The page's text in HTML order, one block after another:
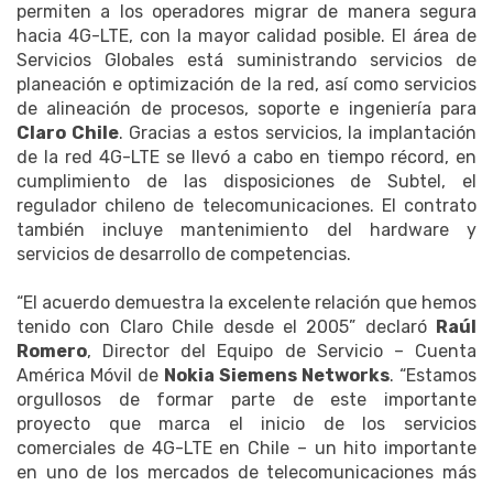
permiten a los operadores migrar de manera segura
hacia 4G-LTE, con la mayor calidad posible. El área de
Servicios Globales está suministrando servicios de
planeación e optimización de la red, así como servicios
de alineación de procesos, soporte e ingeniería para
Claro Chile. Gracias a estos servicios, la implantación
de la red 4G-LTE se llevó a cabo en tiempo récord, en
cumplimiento de las disposiciones de Subtel, el
regulador chileno de telecomunicaciones. El contrato
también incluye mantenimiento del hardware y
servicios de desarrollo de competencias.
“El acuerdo demuestra la excelente relación que hemos
tenido con Claro Chile desde el 2005” declaró Raúl
Romero, Director del Equipo de Servicio – Cuenta
América Móvil de Nokia Siemens Networks. “Estamos
orgullosos de formar parte de este importante
proyecto que marca el inicio de los servicios
comerciales de 4G-LTE en Chile – un hito importante
en uno de los mercados de telecomunicaciones más